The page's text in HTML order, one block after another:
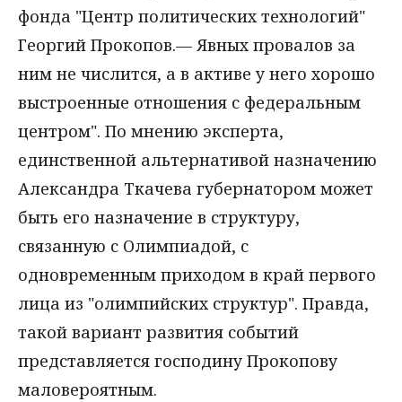
фонда "Центр политических технологий"
Георгий Прокопов.— Явных провалов за
ним не числится, а в активе у него хорошо
выстроенные отношения с федеральным
центром". По мнению эксперта,
единственной альтернативой назначению
Александра Ткачева губернатором может
быть его назначение в структуру,
связанную с Олимпиадой, с
одновременным приходом в край первого
лица из "олимпийских структур". Правда,
такой вариант развития событий
представляется господину Прокопову
маловероятным.